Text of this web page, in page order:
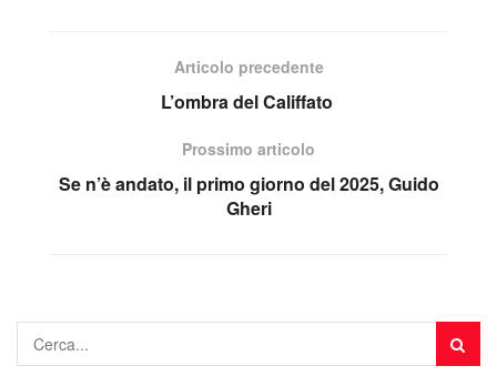
Articolo precedente
L’ombra del Califfato
Prossimo articolo
Se n’è andato, il primo giorno del 2025, Guido
Gheri